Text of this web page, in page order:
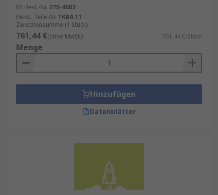
RS Best.-Nr. 275-4083
Herst. Teile-Nr. TKBA 11
Zwischensumme (1 Stück)
761,44 €(ohne MwSt.) 761,44 €/Stück
Menge
Hinzufügen
Datenblätter